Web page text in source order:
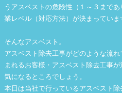
うアスベストの危険性（１～３まで
業レベル（対応方法）が決まっていま
そんなアスベスト。
アスベスト除去工事がどのような流
まれるお客様・アスベスト除去工事
気になるところでしょう。
本日は当社で行っているアスベスト